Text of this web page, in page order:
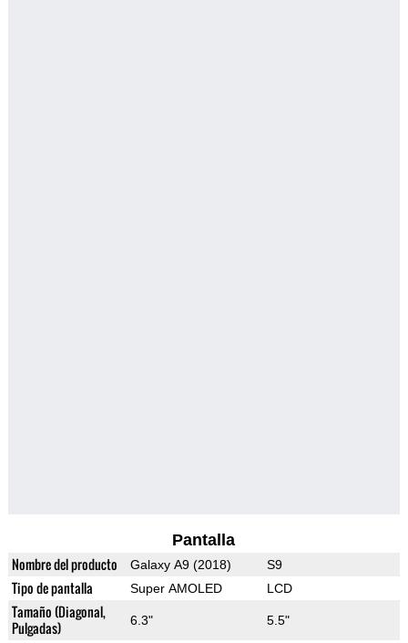
Pantalla
Nombre del producto Galaxy A9 (2018) S9
Tipo de pantalla Super AMOLED LCD
Tamaño (Diagonal,
Pulgadas)
6.3" 5.5"